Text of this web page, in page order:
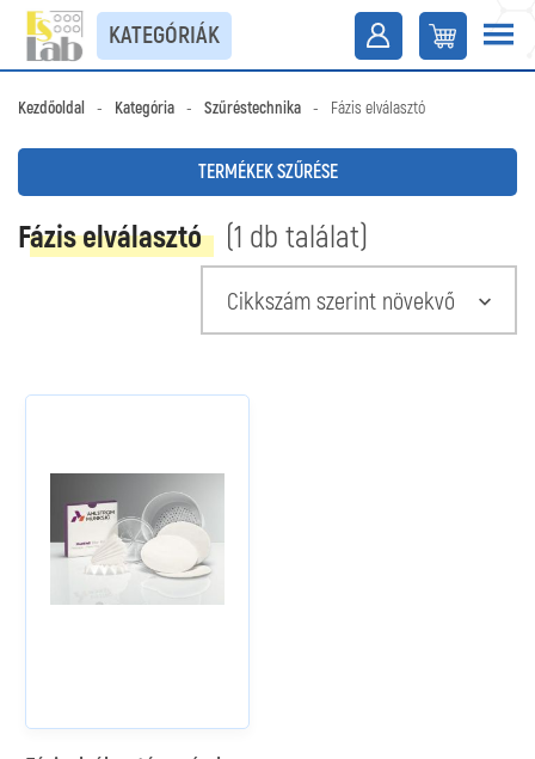
KATEGÓRIÁK
Kezdőoldal - Kategória - Szűréstechnika - Fázis elválasztó
TERMÉKEK SZŰRÉSE
Fázis elválasztó (1 db találat)
Cikkszám szerint növekvő